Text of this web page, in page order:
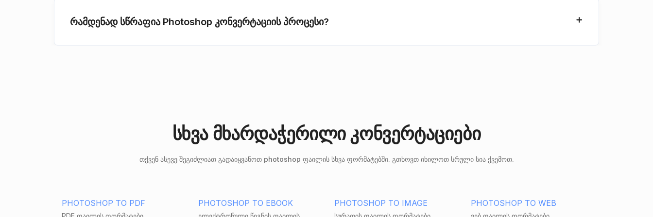
რამდენად სწრაფია Photoshop კონვერტაციის პროცესი?
სხვა მხარდაჭერილი კონვერტაციები
თქვენ ასევე შეგიძლიათ გადაიყვანოთ photoshop ფაილის სხვა ფორმატებში. გთხოვთ იხილოთ სრული სია ქვემოთ.
PHOTOSHOP TO PDF PHOTOSHOP TO EBOOK PHOTOSHOP TO IMAGE PHOTOSHOP TO WEB